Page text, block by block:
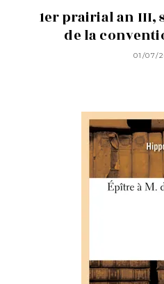
1er prairial an III,
de la
01/07/